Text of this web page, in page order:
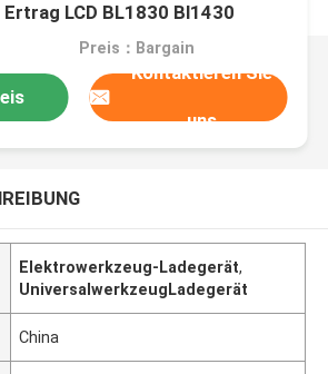
LCD BL1830 Bl1430
2.1A für 18V 14.4V
Preis：Bargain
Kontaktieren Sie
uns
Elektrowerkzeug-Ladegerät,
UniversalwerkzeugLadegerät
China